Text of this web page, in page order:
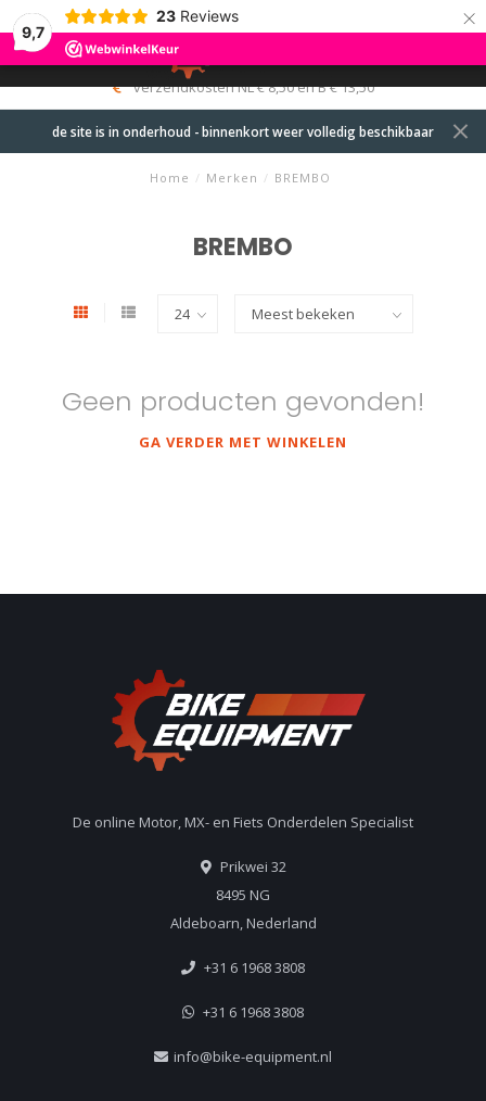
9,7
23 Reviews ×
MENU
0
verzendkosten NL € 8,50 en B € 13,50
de site is in onderhoud - binnenkort weer volledig beschikbaar
Home / Merken / BREMBO
BREMBO
Geen producten gevonden!
GA VERDER MET WINKELEN
De online Motor, MX- en Fiets Onderdelen Specialist
Prikwei 32
8495 NG
Aldeboarn, Nederland
+31 6 1968 3808
+31 6 1968 3808
info@bike-equipment.nl